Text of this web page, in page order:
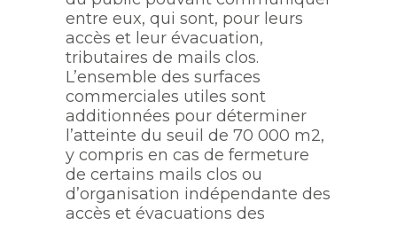
entre eux, qui sont, pour leurs
accès et leur évacuation,
tributaires de mails clos.
L’ensemble des surfaces
commerciales utiles sont
additionnées pour déterminer
l’atteinte du seuil de 70 000 m2,
y compris en cas de fermeture
de certains mails clos ou
d’organisation indépendante des
accès et évacuations des